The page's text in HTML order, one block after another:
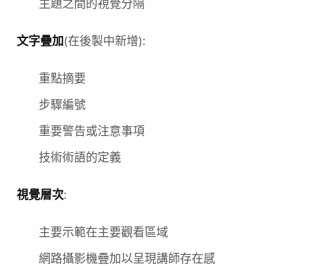
主題之間的視覺分隔
文字疊加(在後製中新增):
重點摘要
步驟編號
重要警告或注意事項
技術術語的定義
視覺層次:
主要示範在主要觀看區域
網路攝影機疊加以呈現講師存在感